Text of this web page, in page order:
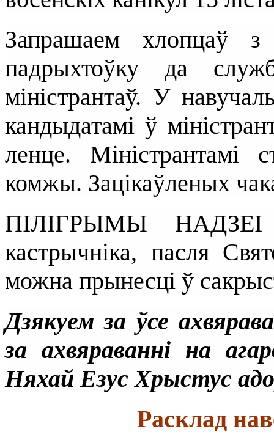
Запрашаем хлопцаў
падрыхтоўку да
міністрантаў. У
кандыдатамі ў
ленце.
комжы. Зацікаўленых
ПІЛІГРЫМЫ
кастрычніка, пасля
можна прынесці ў
Дзякуем за ўсе
за ахвяраванні на
Няхай Езус Хрыстус
Расклад